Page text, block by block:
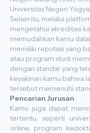
Universitas Negeri
Selain itu, melalui
mengetahui akreditasi
memudahkan kamu
memiliki reputasi yang
atau program studi
dengan standar yang
keyakinan kamu bahwa
tersebut memenuhi
Pencarian Jurusan
Kamu juga dapat
tertentu, seperti
online, program